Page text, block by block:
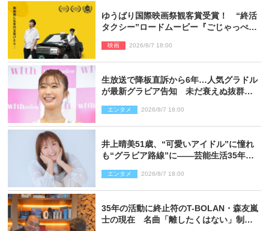
ゆうばり国際映画祭観客賞受賞！ “終活
タクシー”ロードムービー『ごじゃっぺタ
映画 2026/8/7 18:00
生放送で降板直訴から6年…人気グラドル
が最新グラビア告知 未だ衰えぬ抜群ス
エンタメ 2026/8/7 18:00
井上晴美51歳、“可愛いアイドル”に憧れ
も“グラビア路線”に――芸能生活35年を
エンタメ 2026/8/7 18:00
35年の活動に終止符のT-BOLAN・森友嵐
士の現在 名曲「離したくはない」制作